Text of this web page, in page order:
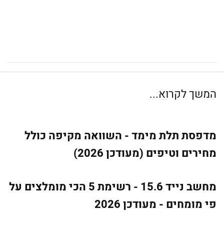
המשך לקרוא...
מדפסת תלת מימד - השוואה מקיפה כולל
מחירים וטיפים (מעודכן 2026)
מחשב נייד 15.6 - רשימת 5 הכי מומלצים על
פי מומחים - מעודכן 2026